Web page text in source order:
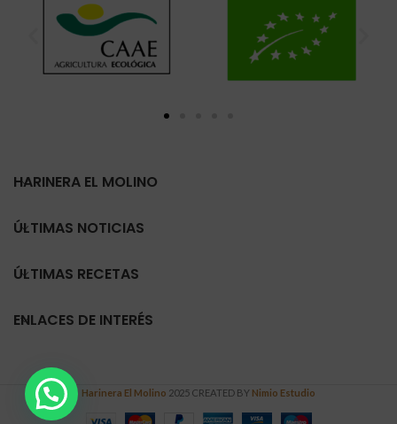
HARINERA EL MOLINO
ÚLTIMAS NOTICIAS
ÚLTIMAS RECETAS
ENLACES DE INTERÉS
Harinera El Molino 2025 CREATED BY Nimio Estudio